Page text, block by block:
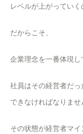
レベルが上がっていく
だからこそ、
企業理念を一番体現し
社員はその経営者だ
できなければなりませ
その状態が経営者マ